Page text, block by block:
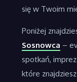
się w Twoim
Poniżej
Sosnowca –
spotkań,
które